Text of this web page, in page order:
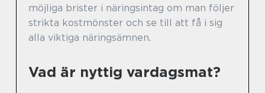
möjliga brister i näringsintag om man följer
strikta kostmönster och se till att få i sig
alla viktiga näringsämnen.
Vad är nyttig vardagsmat?